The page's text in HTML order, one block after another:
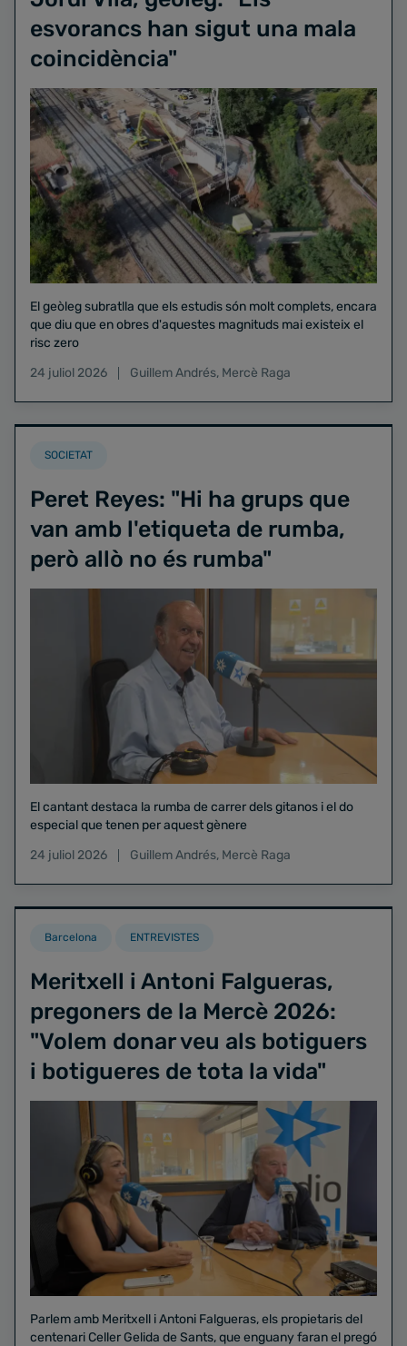
esvorancs han sigut una mala
coincidència"
El geòleg subratlla que els estudis són molt complets, encara
que diu que en obres d'aquestes magnituds mai existeix el
risc zero
24 juliol 2026
Guillem Andrés, Mercè Raga
SOCIETAT
Peret Reyes: "Hi ha grups que
van amb l'etiqueta de rumba,
però allò no és rumba"
El cantant destaca la rumba de carrer dels gitanos i el do
especial que tenen per aquest gènere
24 juliol 2026
Guillem Andrés, Mercè Raga
Barcelona ENTREVISTES
Meritxell i Antoni Falgueras,
pregoners de la Mercè 2026:
"Volem donar veu als botiguers
i botigueres de tota la vida"
Parlem amb Meritxell i Antoni Falgueras, els propietaris del
centenari Celler Gelida de Sants, que enguany faran el pregó